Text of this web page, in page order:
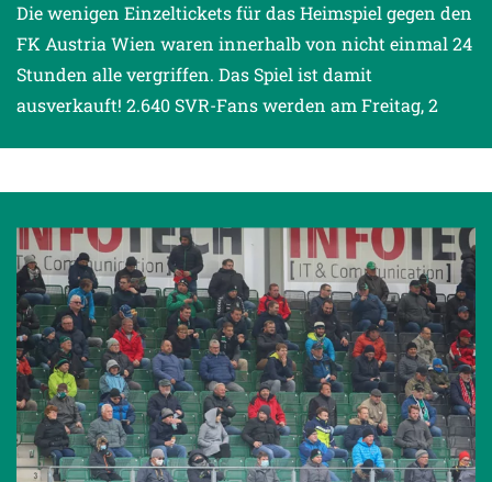
Die wenigen Einzeltickets für das Heimspiel gegen den
FK Austria Wien waren innerhalb von nicht einmal 24
Stunden alle vergriffen. Das Spiel ist damit
ausverkauft! 2.640 SVR-Fans werden am Freitag, 2